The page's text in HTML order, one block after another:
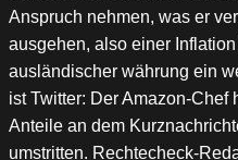
Anspruch nehmen, was er
ausgehen, also einer
ausländischer währung ein
ist Twitter: Der Amazon-
Anteile an dem
umstritten. Rechtecheck-